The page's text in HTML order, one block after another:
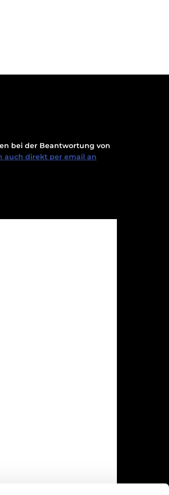
bei der Beantwortung von
auch direkt per email an